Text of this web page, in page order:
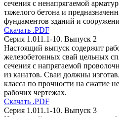
сечения с ненапрягаемой
тяжелого бетона и
фундаментов зданий и
Скачать .PDF
Серия 1.011.1-10. Выпуск 2
Настоящий выпуск содержит
железобетонных свай цельных
сечения с напрягаемой
из канатов. Сваи должны
класса по прочности на сжатие
рабочих чертежах.
Скачать .PDF
Серия 1.011.1-10. Выпуск 3